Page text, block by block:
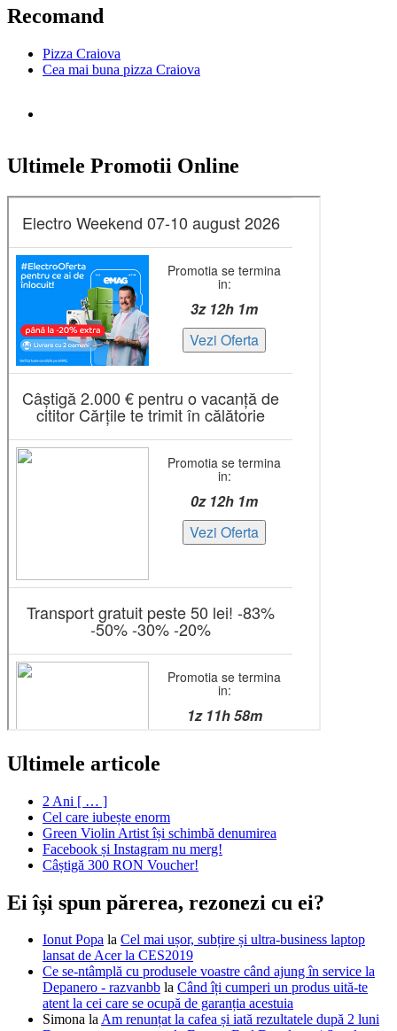
Recomand
Pizza Craiova
Cea mai buna pizza Craiova
Ultimele Promotii Online
Ultimele articole
2 Ani [ … ]
Cel care iubește enorm
Green Violin Artist își schimbă denumirea
Facebook și Instagram nu merg!
Câștigă 300 RON Voucher!
Ei își spun părerea, rezonezi cu ei?
Ionut Popa la Cel mai ușor, subțire și ultra-business laptop
lansat de Acer la CES2019
Ce se-ntâmplă cu produsele voastre când ajung în service la
Depanero - razvanbb la Când îți cumperi un produs uită-te
atent la cei care se ocupă de garanția acestuia
Simona laAm renunțat la cafea și iată rezultatele după 2 luni